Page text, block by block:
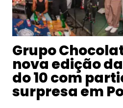
Grupo
nova edição
do 10 com
surpresa em